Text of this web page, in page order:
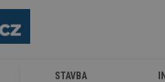
STAVBA